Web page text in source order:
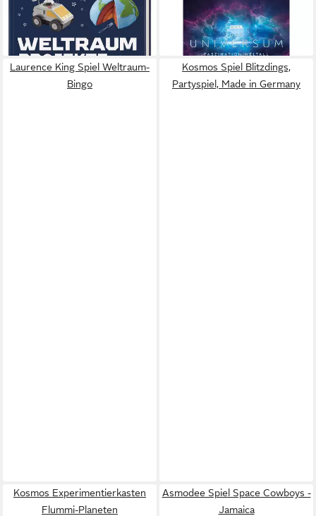
16,95 €
lieferbar - in 2-3 Werktagen bei dir
Faszination Weltall
27,72 €
lieferbar - in 6-8 Werktagen bei dir
Laurence King Spiel Weltraum-
Bingo
Kosmos Spiel Blitzdings,
Partyspiel, Made in Germany
Kosmos Experimentierkasten
Flummi-Planeten
Asmodee Spiel Space Cowboys -
Jamaica